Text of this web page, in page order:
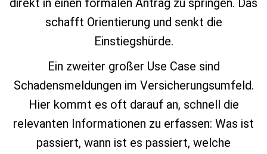
direkt in einen formalen Antrag zu springen. Das
schafft Orientierung und senkt die
Einstiegshürde.
Ein zweiter großer Use Case sind
Schadensmeldungen im Versicherungsumfeld.
Hier kommt es oft darauf an, schnell die
relevanten Informationen zu erfassen: Was ist
passiert, wann ist es passiert, welche